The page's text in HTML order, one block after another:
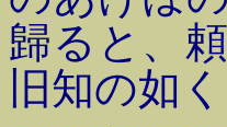
歸ると、
旧知の如